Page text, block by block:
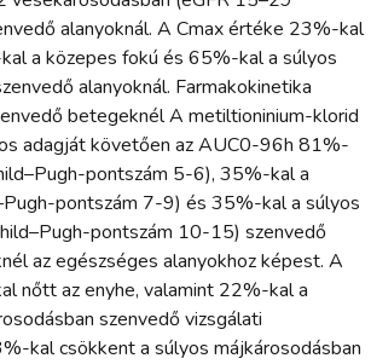
alanyoknál. A Cmax értéke 23%-kal
a közepes fokú és 65%-kal a súlyos
alanyoknál. Farmakokinetika
betegeknél A metiltioninium-klorid
adagját követően az AUC0-96h 81%-
pontszám 5-6), 35%-kal a
pontszám 7-9) és 35%-kal a súlyos
pontszám 10-15) szenvedő
az egészséges alanyokhoz képest. A
nőtt az enyhe, valamint 22%-kal a
szenvedő vizsgálati
kal csökkent a súlyos májkárosodásban